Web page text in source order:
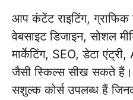
आप कंटेंट राइटिंग, ग्राफिक
वेबसाइट डिजाइन, सोशल
मार्केटिंग, SEO, डेटा
जैसी स्किल्स सीख सकते
सशुल्क कोर्स उपलब्ध हैं